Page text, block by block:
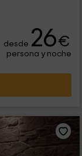
desde 26€
persona y noche